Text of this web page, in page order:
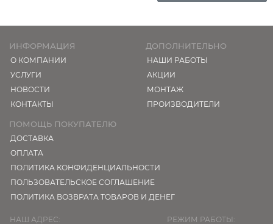
ИНФОРМАЦИЯ
О КОМПАНИИ
УСЛУГИ
НОВОСТИ
КОНТАКТЫ
ДОПОЛНИТЕЛЬНО
НАШИ РАБОТЫ
АКЦИИ
МОНТАЖ
ПРОИЗВОДИТЕЛИ
ПОМОЩЬ ПОКУПАТЕЛЮ
ДОСТАВКА
ОПЛАТА
ПОЛИТИКА КОНФИДЕНЦИАЛЬНОСТИ
ПОЛЬЗОВАТЕЛЬСКОЕ СОГЛАШЕНИЕ
ПОЛИТИКА ВОЗВРАТА ТОВАРОВ И ДЕНЕГ
НАШ АДРЕС: РЕЖИМ РАБОТЫ: